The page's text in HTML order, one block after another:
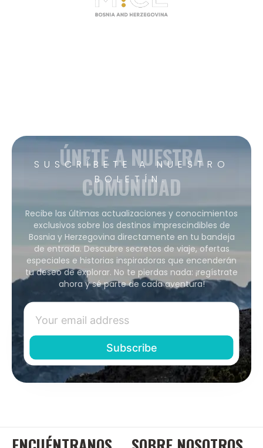
SUSCRÍBETE A NUESTRO
BOLETÍN.
ÚNETE A NUESTRA
COMUNIDAD
Recibe las últimas actualizaciones y conocimientos
exclusivos sobre los destinos imprescindibles de
Bosnia y Herzegovina directamente en tu bandeja
de entrada. Descubre secretos de viaje, ofertas
especiales e historias inspiradoras que encenderán
tu deseo de explorar. No te pierdas nada: ¡regístrate
ahora y sé parte de cada aventura!